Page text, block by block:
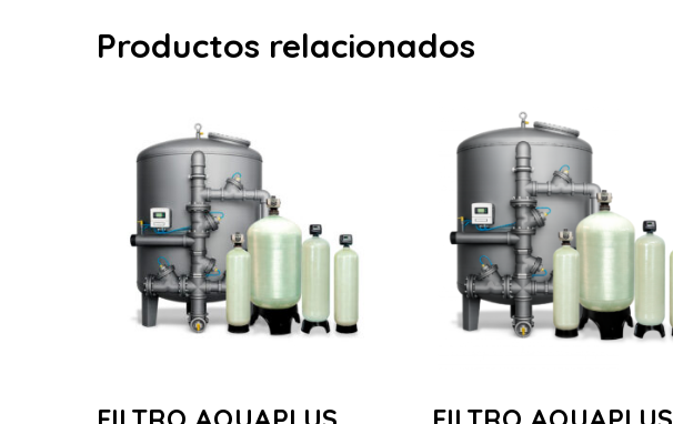
Productos relacionados